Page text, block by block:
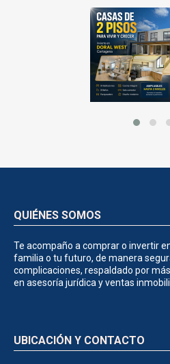
QUIÉNES SOMOS
Te acompaño a comprar o invertir
familia o tu futuro, de manera
complicaciones, respaldado por
en asesoría jurídica y ventas
UBICACIÓN Y CONTACTO